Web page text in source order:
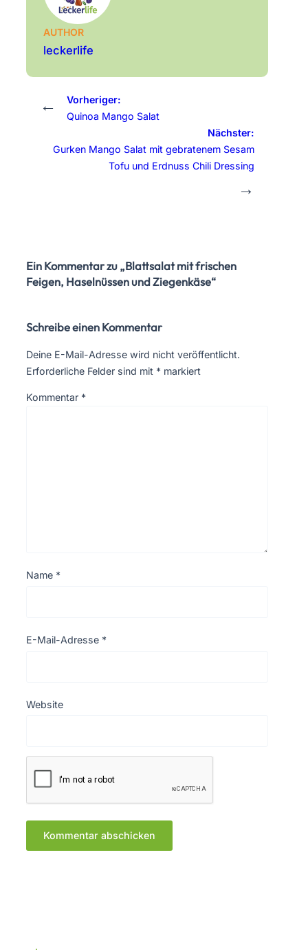
AUTHOR
leckerlife
←
Vorheriger:
Quinoa Mango Salat
Nächster:
Gurken Mango Salat mit gebratenem Sesam
Tofu und Erdnuss Chili Dressing
→
Ein Kommentar zu „Blattsalat mit frischen
Feigen, Haselnüssen und Ziegenkäse“
Schreibe einen Kommentar
Deine E-Mail-Adresse wird nicht veröffentlicht.
Erforderliche Felder sind mit * markiert
Kommentar *
Name *
E-Mail-Adresse *
Website